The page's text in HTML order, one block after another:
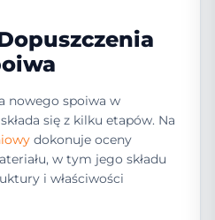
nowego spoiwa w
się z kilku etapów. Na
dokonuje oceny
w tym jego składu
i właściwości